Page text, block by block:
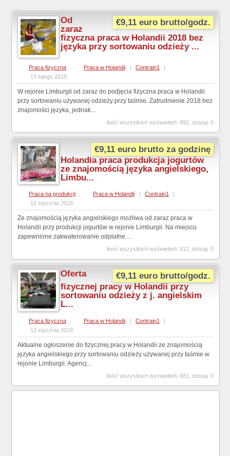
€9,11 euro brutto/godz.
Od
zaraz
fizyczna praca w Holandii 2018 bez
języka przy sortowaniu odzieży ...
Praca fizyczna Praca w Holandii | Contrain1
|
13 lutego 2018
W rejonie Limburgii od zaraz do podjęcia fizyczna praca w Holandii
przy sortowaniu używanej odzieży przy taśmie. Zatrudnienie 2018 bez
znajomości języka, jednak...
ilość wszystkich wyświetleń: 992, dzisiaj: 0
€9,11 euro brutto za godzinę
Holandia praca produkcja jogurtów
ze znajomością języka angielskiego,
Limbu...
Praca na produkcji , Praca w Holandii Contrain1
13 stycznia 2018
Ze znajomością języka angielskiego możliwa od zaraz praca w
Holandii przy produkcji jogurtów w rejonie Limburgii. Na miejscu
zapewnione zakwaterowanie odpłatne....
ilość wszystkich wyświetleń: 912, dzisiaj: 0
€9,11 euro brutto/godz.
Oferta
fizycznej pracy w Holandii przy
sortowaniu odzieży z j. angielskim
L...
Praca fizyczna Praca w Holandii | Contrain1
|
12 stycznia 2018
Aktualne ogłoszenie do fizycznej pracy w Holandii ze znajomością
języka angielskiego przy sortowaniu odzieży używanej przy taśmie w
rejonie Limburgii. Agencj...
ilość wszystkich wyświetleń: 881, dzisiaj: 0